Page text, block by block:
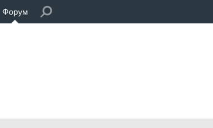
Форум